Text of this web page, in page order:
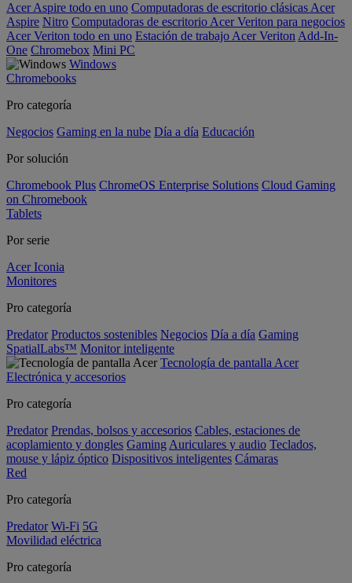
Acer Aspire todo en uno Computadoras de escritorio clásicas Acer
Aspire Nitro Computadoras de escritorio Acer Veriton para negocios
Acer Veriton todo en uno Estación de trabajo Acer Veriton Add-In-
One Chromebox Mini PC
Windows
Chromebooks
Pro categoría
Negocios Gaming en la nube Día a día Educación
Por solución
Chromebook Plus ChromeOS Enterprise Solutions Cloud Gaming
on Chromebook
Tablets
Por serie
Acer Iconia
Monitores
Pro categoría
Predator Productos sostenibles Negocios Día a día Gaming
SpatialLabs™ Monitor inteligente
Tecnología de pantalla Acer
Electrónica y accesorios
Pro categoría
Predator Prendas, bolsos y accesorios Cables, estaciones de
acoplamiento y dongles Gaming Auriculares y audio Teclados,
mouse y lápiz óptico Dispositivos inteligentes Cámaras
Red
Pro categoría
Predator Wi-Fi 5G
Movilidad eléctrica
Pro categoría